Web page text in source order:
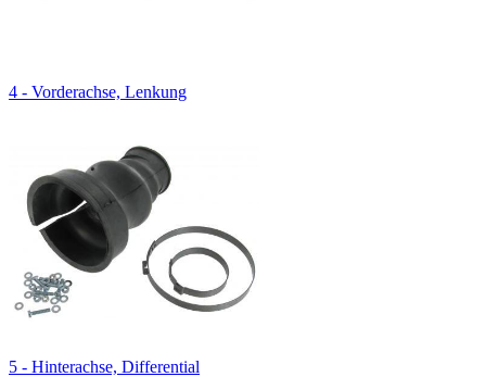
4 - Vorderachse, Lenkung
5 - Hinterachse, Differential